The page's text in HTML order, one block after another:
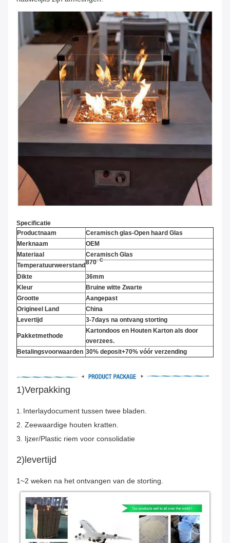
Specificatie
Productnaam
Ceramisch glas-Open haard Glas
Merknaam
OEM
Materiaal
Ceramisch Glas
Temperatuurweerstand870. C
Dikte
36mm
Kleur
Bruine witte Zwarte
Grootte
Aangepast
Origineel Land
China
Levertijd
3-7days na ontvang storting
Pakketmethode
Kartondoos en Houten Karton als door
overzees.
Betalingsvoorwaarden 30% deposit+70% vóór verzending
1)Verpakking
1. Interlaydocument tussen twee bladen.
2. Zeewaardige houten kratten.
3. Ijzer/Plastic riem voor consolidatie
2)levertijd
1~2 weken na het ontvangen van de storting.